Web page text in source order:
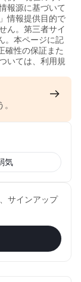
報源に基づいて
情報提供目的で
ん。第三者サイ
。本ページに記
確性の保証また
いては、利用規
気
サインアップ